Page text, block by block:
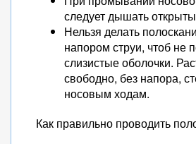
следует дышать
Нельзя делать
напором струи, чтоб не
слизистые оболочки.
свободно, без напора,
носовым ходам.
Как правильно проводить